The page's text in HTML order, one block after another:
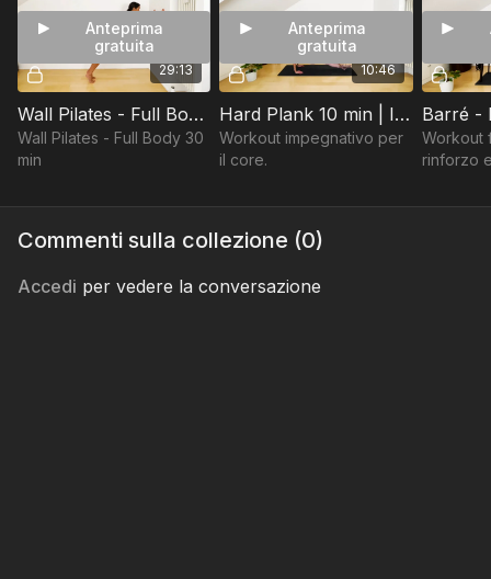
29:13
Anteprima
gratuita
Wall Pilates - Full Body 30 min | INT/AV
Wall Pilates - Full Body 30
min
10:46
Anteprima
gratuita
Hard Plank 10 min | INT/AV
Workout impegnativo per
il core.
Workout
rinforzo
glutei.
Commenti sulla collezione (0)
Accedi per vedere la conversazione